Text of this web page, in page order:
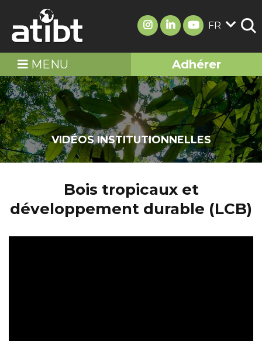
FR
MENU Adhérer
VIDÉOS INSTITUTIONNELLES
Bois tropicaux et
développement durable (LCB)